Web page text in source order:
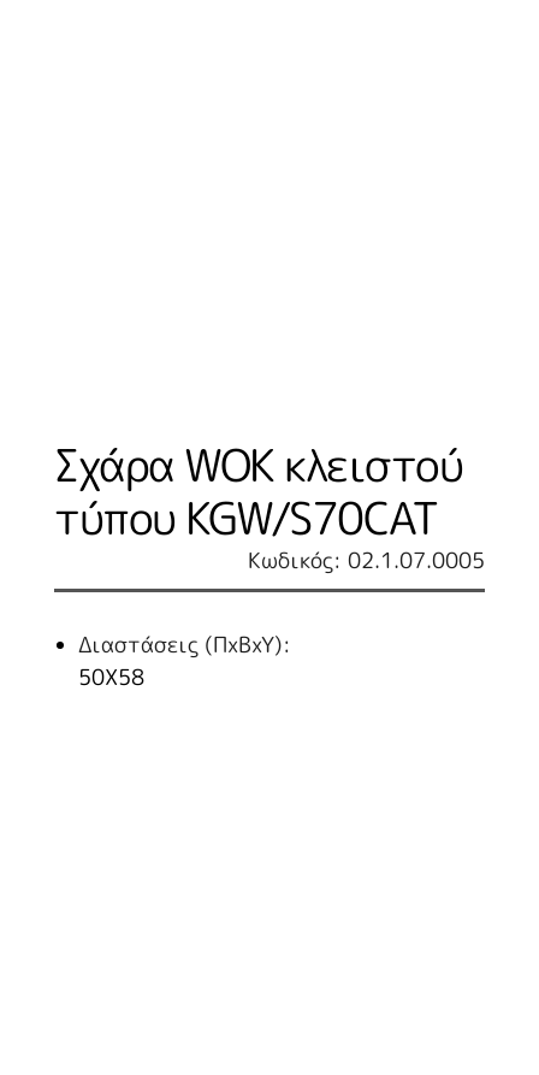
Σχάρα WOK κλειστού
τύπου KGW/S70CAT
Κωδικός: 02.1.07.0005
Διαστάσεις (ΠxBxY):
50X58